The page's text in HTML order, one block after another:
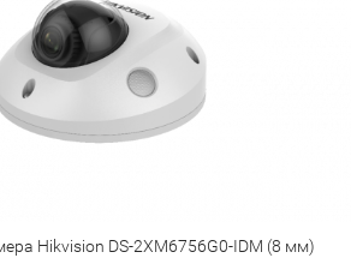
Hikvision DS-2XM6756G0-IDM (8 мм)